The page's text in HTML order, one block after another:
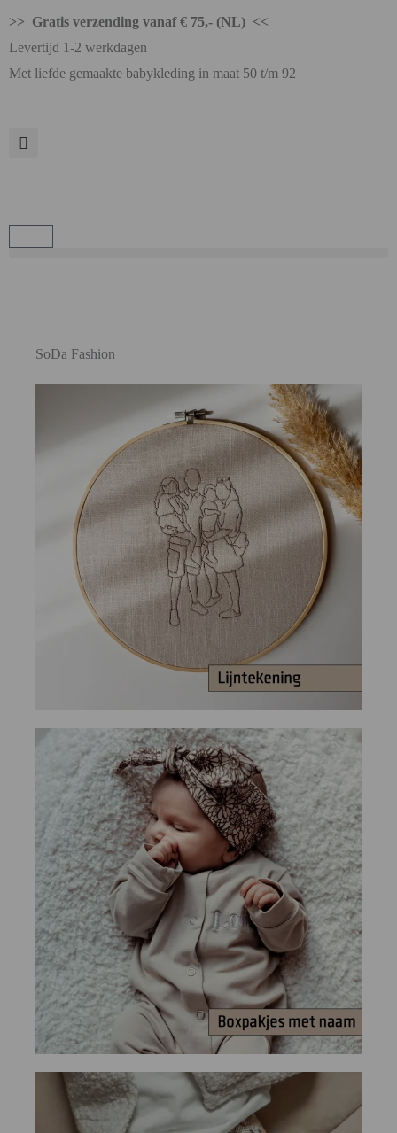
>> Gratis verzending vanaf € 75,- (NL) <<
Levertijd 1-2 werkdagen
Met liefde gemaakte babykleding in maat 50 t/m 92
SoDa Fashion